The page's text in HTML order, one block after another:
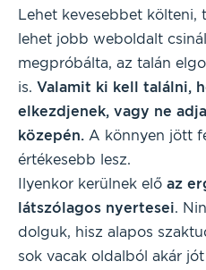
Lehet kevesebbet költeni,
lehet jobb weboldalt
megpróbálta, az talán
is. Valamit ki kell találni,
elkezdjenek, vagy ne
közepén. A könnyen jött
értékesebb lesz.
Ilyenkor kerülnek elő az
látszólagos nyertesei.
dolguk, hisz alapos
sok vacak oldalból akár